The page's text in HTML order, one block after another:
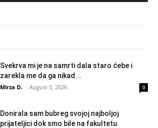
Svekrva mi je na samrti dala staro ćebe i
zarekla me da ga nikad...
Mirza D. - August 5, 2026 0
Donirala sam bubreg svojoj najboljoj
prijateljici dok smo bile na fakultetu.